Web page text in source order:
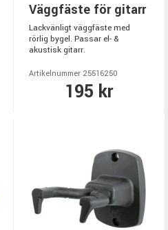
Väggfäste för gitarr
Lackvänligt väggfäste med
rörlig bygel. Passar el- &
akustisk gitarr.
Artikelnummer 25516250
195 kr